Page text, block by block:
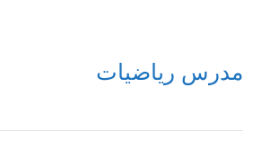
مدرس رياضيات